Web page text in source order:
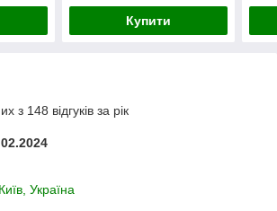
Купити
з 148 відгуків за рік
Україна